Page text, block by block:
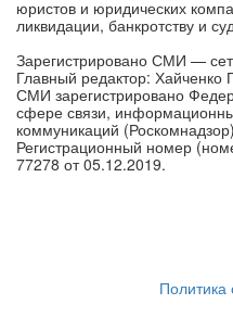
Учредителем СМИ
юристов и юридических
Зарегистрировано СМИ —
Главный редактор: Хайченко
СМИ зарегистрировано
сфере связи,
коммуникаций
Регистрационный номер